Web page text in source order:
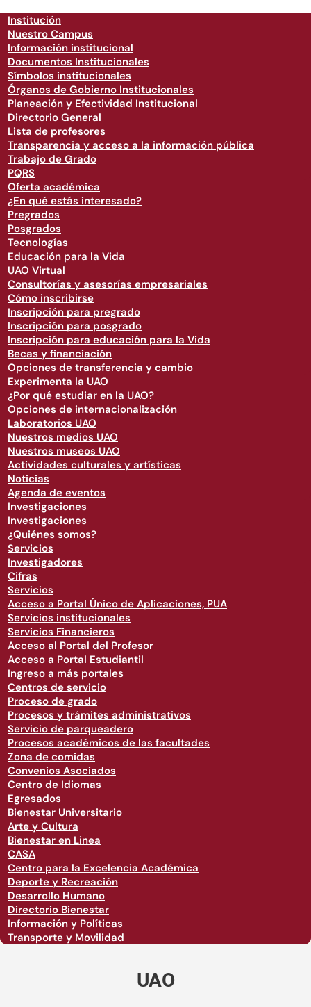
Institución
Nuestro Campus
Información institucional
Documentos Institucionales
Símbolos institucionales
Órganos de Gobierno Institucionales
Planeación y Efectividad Institucional
Directorio General
Lista de profesores
Transparencia y acceso a la información pública
Trabajo de Grado
PQRS
Oferta académica
¿En qué estás interesado?
Pregrados
Posgrados
Tecnologías
Educación para la Vida
UAO Virtual
Consultorías y asesorías empresariales
Cómo inscribirse
Inscripción para pregrado
Inscripción para posgrado
Inscripción para educación para la Vida
Becas y financiación
Opciones de transferencia y cambio
Experimenta la UAO
¿Por qué estudiar en la UAO?
Opciones de internacionalización
Laboratorios UAO
Nuestros medios UAO
Nuestros museos UAO
Actividades culturales y artísticas
Noticias
Agenda de eventos
Investigaciones
Investigaciones
¿Quiénes somos?
Servicios
Investigadores
Cifras
Servicios
Acceso a Portal Único de Aplicaciones, PUA
Servicios institucionales
Servicios Financieros
Acceso al Portal del Profesor
Acceso a Portal Estudiantil
Ingreso a más portales
Centros de servicio
Proceso de grado
Procesos y trámites administrativos
Servicio de parqueadero
Procesos académicos de las facultades
Zona de comidas
Convenios Asociados
Centro de Idiomas
Egresados
Bienestar Universitario
Arte y Cultura
Bienestar en Linea
CASA
Centro para la Excelencia Académica
Deporte y Recreación
Desarrollo Humano
Directorio Bienestar
Información y Políticas
Transporte y Movilidad
UAO